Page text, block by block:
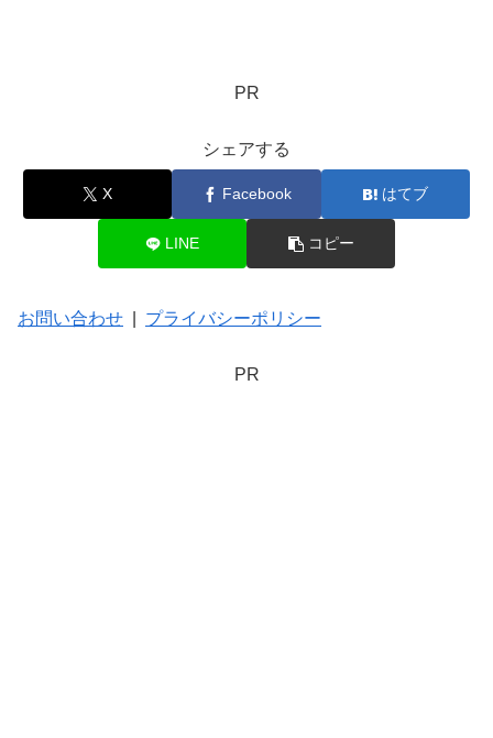
PR
シェアする
X Facebook はてブ
LINE コピー
お問い合わせ プライバシーポリシー
PR